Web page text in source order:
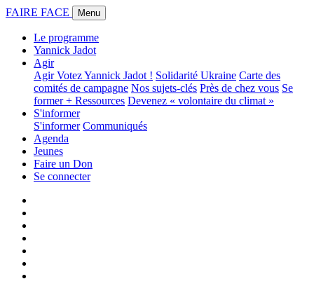
FAIRE FACE Menu
Le programme
Yannick Jadot
Agir
AgirVotez Yannick Jadot ! Solidarité Ukraine Carte des
comités de campagne Nos sujets-clés Près de chez vous Se
former + Ressources Devenez « volontaire du climat »
S'informer
S'informer Communiqués
Agenda
Jeunes
Faire un Don
Se connecter